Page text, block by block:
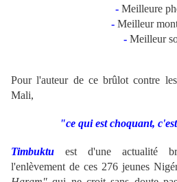
- Meilleure
- Meilleur
- Meilleur
Pour l'auteur de ce brûlot contre
Mali,
"ce qui est choquant,
Timbuktu est d'une actualité
l'enlèvement de ces 276 jeunes